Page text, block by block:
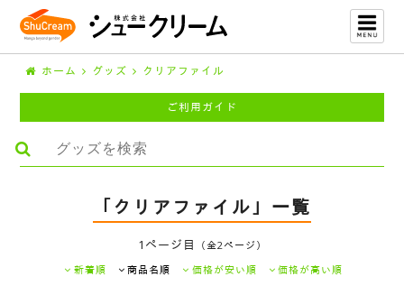
ホーム グッズ クリアファイル
ご利用ガイド
「クリアファイル」一覧
1ページ目
（全2ページ）
新着順
商品名順 価格が安い順 価格が高い順